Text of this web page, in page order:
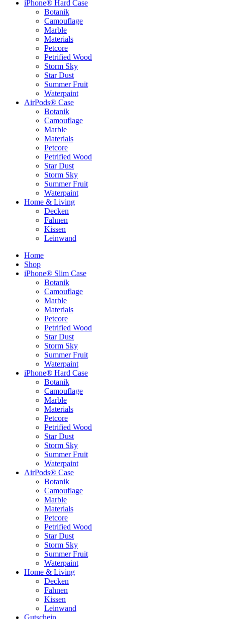
iPhone® Hard Case
Botanik
Camouflage
Marble
Materials
Petcore
Petrified Wood
Storm Sky
Star Dust
Summer Fruit
Waterpaint
AirPods® Case
Botanik
Camouflage
Marble
Materials
Petcore
Petrified Wood
Star Dust
Storm Sky
Summer Fruit
Waterpaint
Home & Living
Decken
Fahnen
Kissen
Leinwand
Home
Shop
iPhone® Slim Case
Botanik
Camouflage
Marble
Materials
Petcore
Petrified Wood
Star Dust
Storm Sky
Summer Fruit
Waterpaint
iPhone® Hard Case
Botanik
Camouflage
Marble
Materials
Petcore
Petrified Wood
Star Dust
Storm Sky
Summer Fruit
Waterpaint
AirPods® Case
Botanik
Camouflage
Marble
Materials
Petcore
Petrified Wood
Star Dust
Storm Sky
Summer Fruit
Waterpaint
Home & Living
Decken
Fahnen
Kissen
Leinwand